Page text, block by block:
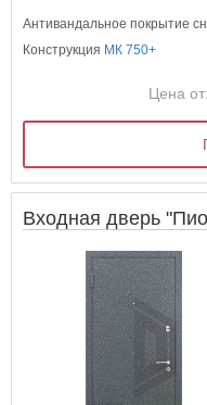
Антивандальное покрытие
Конструкция МК 750+
Цена от:
Входная дверь